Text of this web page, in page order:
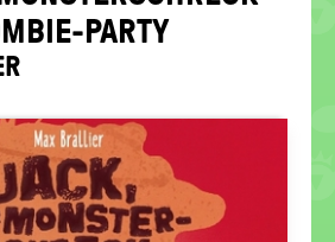
politische
Bildung
​PARTY